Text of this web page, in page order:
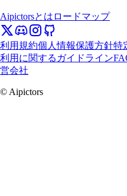
Aipictorsとは ロードマップ
利用規約個人情報保護方針特
利用に関するガイドライン
営会社
© Aipictors